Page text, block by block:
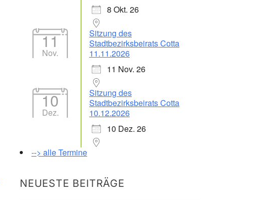
8 Okt. 26
11
Nov.
Sitzung des
Stadtbezirksbeirats Cotta
11.11.2026
11 Nov. 26
10
Dez.
Sitzung des
Stadtbezirksbeirats Cotta
10.12.2026
10 Dez. 26
--> alle Termine
NEUESTE BEITRÄGE